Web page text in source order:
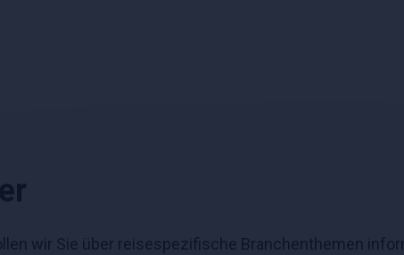
wir Sie über reisespezifische Branchenthemen